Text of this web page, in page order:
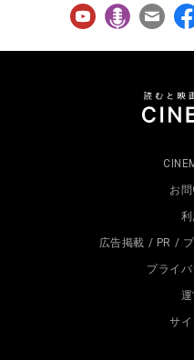
お
広告掲載 / PR /
プライ
サ